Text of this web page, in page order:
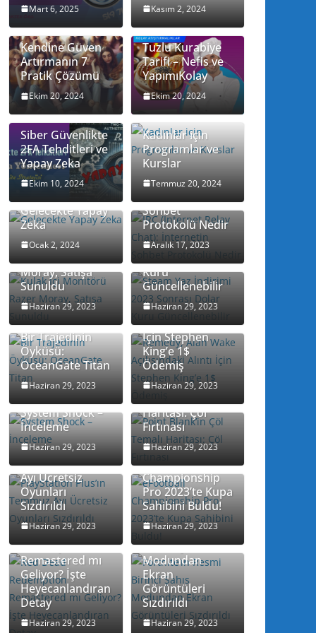
Mart 6, 2025 Kasım 2, 2024
Kendine Güven
Artırmanın 7
Pratik Çözümü
Ekim 20, 2024
Tuzlu Kurabiye
Tarifi – Nefis ve
YapımıKolay
Ekim 20, 2024
Siber Güvenlikte
2FA Tehditleri ve
Yapay Zeka
Ekim 10, 2024
Kadınlar için
Programlar ve
Kurslar
Temmuz 20, 2024
Gelecekte Yapay
Zeka
Ocak 2, 2024
IRC (Internet
Relay Chat):
İnternetin
Sohbet
Protokolü Nedir
Aralık 17, 2023
Kulak İçi
Monitörü Razer
Moray, Satışa
Sunuldu
Haziran 29, 2023
Steam Yaz
İndirimi 2023
Sonrası Dolar
Kuru
Güncellenebilir
Haziran 29, 2023
Bir Trajedinin
Öyküsü:
OceanGate Titan
Haziran 29, 2023
Remedy, Alan
Wake
Açılışındaki Alıntı
İçin Stephen
King’e 1$
Ödemiş
Haziran 29, 2023
System Shock –
İnceleme
Haziran 29, 2023
Point Blank’in
Haritası: Çöl
Fırtınası
Haziran 29, 2023
PlayStation
Plus’ın Temmuz
Ayı Ücretsiz
Oyunları
Sızdırıldı
Haziran 29, 2023
eFootball
Championship
Pro 2023’te Kupa
Sahibini Buldu!
Haziran 29, 2023
Red Dead
Redemption
Remastered mı
Geliyor? İşte
Heyecanlandıran
Detay
Haziran 29, 2023
Fortnite’ın Resmi
Birinci Şahıs
Modundan
Ekran
Görüntüleri
Sızdırıldı
Haziran 29, 2023
Bohemia